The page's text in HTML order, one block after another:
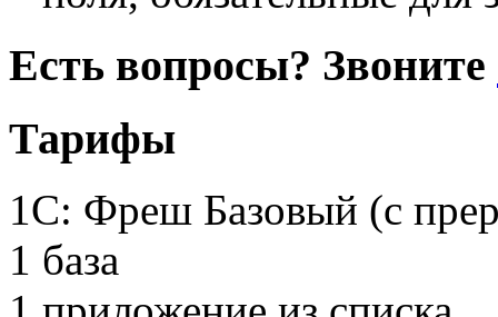
Есть вопросы? Звоните
Тарифы
1С: Фреш Базовый (с
1 база